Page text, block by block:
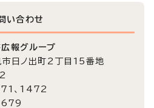
い合わせ
報グループ
ノ出町2丁目15番地
、1472